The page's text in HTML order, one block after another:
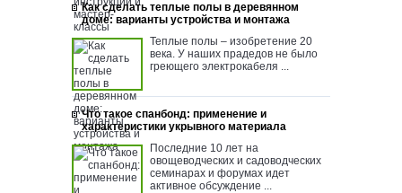
Как сделать теплые полы в деревянном
доме: варианты устройства и монтажа
Теплые полы – изобретение 20
века. У наших прадедов не было
греющего электрокабеля ...
Что такое спанбонд: применение и
характеристики укрывного материала
Последние 10 лет на
овощеводческих и садоводческих
семинарах и форумах идет
активное обсуждение ...